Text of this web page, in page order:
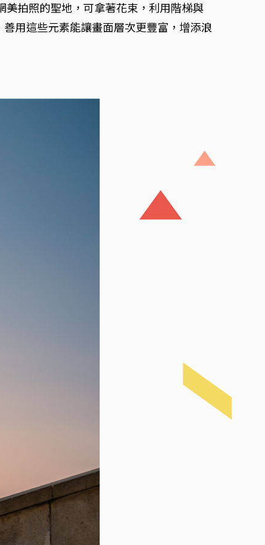
拍照的聖地，可拿著花束，利用階梯與
用這些元素能讓畫面層次更豐富，增添浪